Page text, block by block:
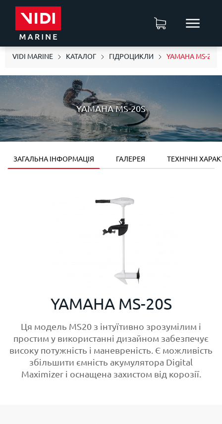
VIDI MARINE КАТАЛОГ ГІДРОЦИКЛИ YAMAHA MS-20S
YAMAHA MS-20S
ЗАГАЛЬНА ІНФОРМАЦІЯ ГАЛЕРЕЯ ТЕХНІЧНІ
YAMAHA MS-20S
Ця модель MS20 з інтуїтивно зрозумілим і
простим у використанні дизайном забезпечує
високу потужність і маневреність. Є можливість
збільшити ємність акумулятора Digital
Maximizer і оснащена захистом від корозії.